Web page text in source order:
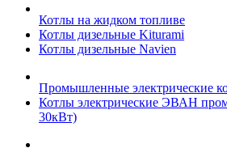
Котлы на жидком топливе
Котлы дизельные Kiturami
Котлы дизельные Navien
Промышленные электрические
Котлы электрические ЭВАН
30кВт)